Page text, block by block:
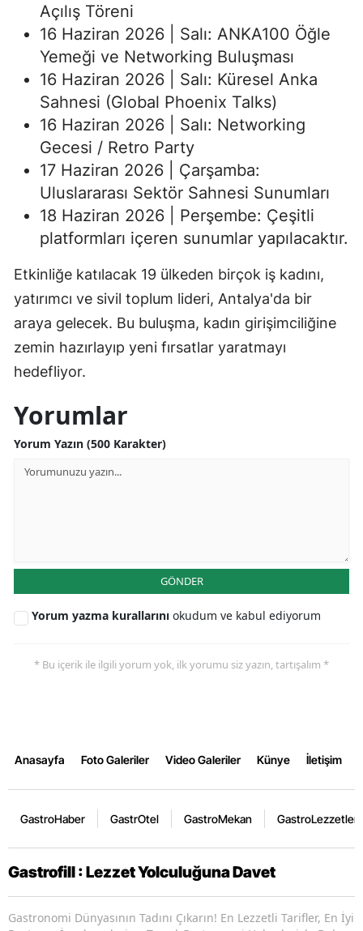
Açılış Töreni
16 Haziran 2026 | Salı: ANKA100 Öğle
Yemeği ve Networking Buluşması
16 Haziran 2026 | Salı: Küresel Anka
Sahnesi (Global Phoenix Talks)
16 Haziran 2026 | Salı: Networking
Gecesi / Retro Party
17 Haziran 2026 | Çarşamba:
Uluslararası Sektör Sahnesi Sunumları
18 Haziran 2026 | Perşembe: Çeşitli
platformları içeren sunumlar yapılacaktır.
Etkinliğe katılacak 19 ülkeden birçok iş kadını,
yatırımcı ve sivil toplum lideri, Antalya'da bir
araya gelecek. Bu buluşma, kadın girişimciliğine
zemin hazırlayıp yeni fırsatlar yaratmayı
hedefliyor.
Yorumlar
Yorum Yazın (500 Karakter)
GÖNDER
Yorum yazma kurallarını okudum ve kabul ediyorum
* Bu içerik ile ilgili yorum yok, ilk yorumu siz yazın, tartışalım *
Anasayfa Foto Galeriler Video Galeriler Künye İletişim
GastroHaber GastrOtel GastroMekan GastroLezzetler
Gastrofill : Lezzet Yolculuğuna Davet
Gastronomi Dünyasının Tadını Çıkarın! En Lezzetli Tarifler, En İyi